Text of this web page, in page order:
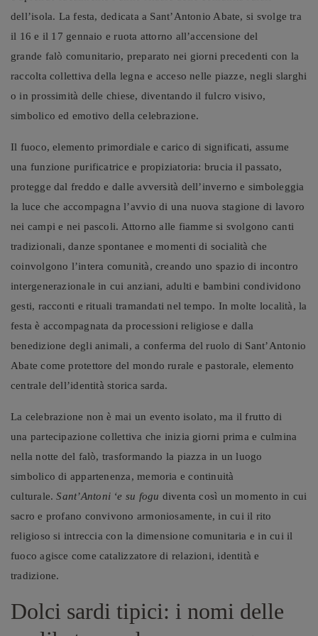
dell’isola. La festa, dedicata a Sant’Antonio Abate, si svolge tra
il 16 e il 17 gennaio e ruota attorno all’accensione del
grande falò comunitario, preparato nei giorni precedenti con la
raccolta collettiva della legna e acceso nelle piazze, negli slarghi
o in prossimità delle chiese, diventando il fulcro visivo,
simbolico ed emotivo della celebrazione.
Il fuoco, elemento primordiale e carico di significati, assume
una funzione purificatrice e propiziatoria: brucia il passato,
protegge dal freddo e dalle avversità dell’inverno e simboleggia
la luce che accompagna l’avvio di una nuova stagione di lavoro
nei campi e nei pascoli. Attorno alle fiamme si svolgono canti
tradizionali, danze spontanee e momenti di socialità che
coinvolgono l’intera comunità, creando uno spazio di incontro
intergenerazionale in cui anziani, adulti e bambini condividono
gesti, racconti e rituali tramandati nel tempo. In molte località, la
festa è accompagnata da processioni religiose e dalla
benedizione degli animali, a conferma del ruolo di Sant’Antonio
Abate come protettore del mondo rurale e pastorale, elemento
centrale dell’identità storica sarda.
La celebrazione non è mai un evento isolato, ma il frutto di
una partecipazione collettiva che inizia giorni prima e culmina
nella notte del falò, trasformando la piazza in un luogo
simbolico di appartenenza, memoria e continuità
culturale.Sant’Antoni ‘e su fogu diventa così un momento in cui
sacro e profano convivono armoniosamente, in cui il rito
religioso si intreccia con la dimensione comunitaria e in cui il
fuoco agisce come catalizzatore di relazioni, identità e
tradizione.
Dolci sardi tipici: i nomi delle